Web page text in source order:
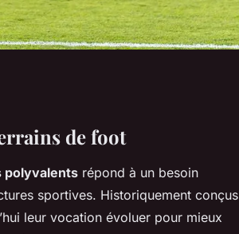
footde foot
polyvalents répond à un besoin
sportives. Historiquement conçus
leur vocation évoluer pour mieux